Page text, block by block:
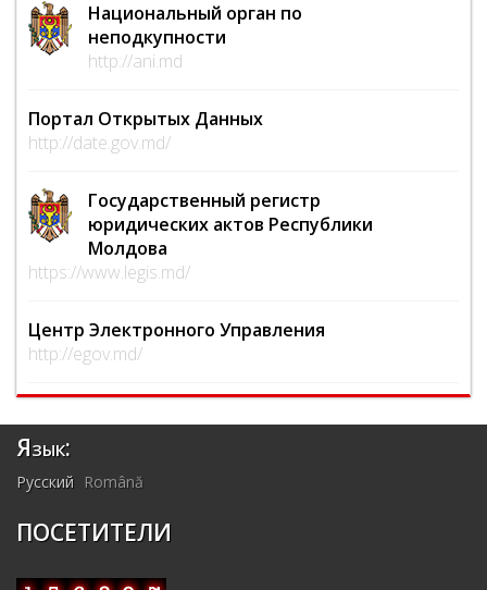
Национальный орган по
неподкупности
http://ani.md
Портал Открытых Данных
http://date.gov.md/
Государственный регистр
юридических актов Республики
Молдова
https://www.legis.md/
Центр Электронного Управления
http://egov.md/
Язык:
Русский Română
ПОСЕТИТЕЛИ